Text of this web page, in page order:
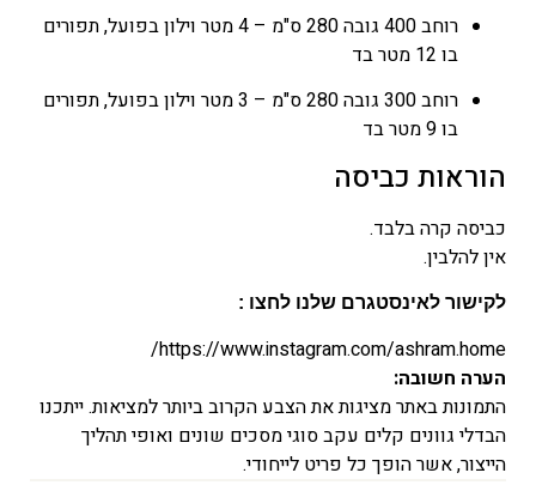
רוחב 400 גובה 280 ס"מ – 4 מטר וילון בפועל, תפורים
בו 12 מטר בד
רוחב 300 גובה 280 ס"מ – 3 מטר וילון בפועל, תפורים
בו 9 מטר בד
הוראות כביסה
כביסה קרה בלבד.
אין להלבין.
לקישור לאינסטגרם שלנו לחצו :
https://www.instagram.com/ashram.home/
הערה חשובה:
התמונות באתר מציגות את הצבע הקרוב ביותר למציאות. ייתכנו
הבדלי גוונים קלים עקב סוגי מסכים שונים ואופי תהליך
הייצור, אשר הופך כל פריט לייחודי.